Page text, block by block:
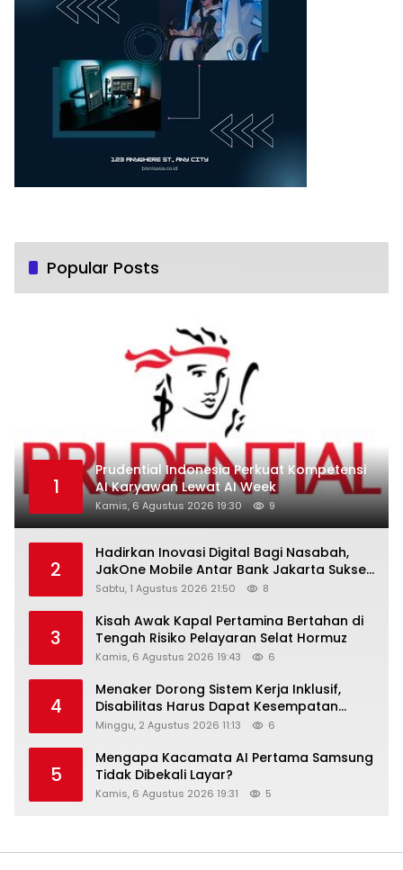
Popular Posts
1
Prudential Indonesia Perkuat Kompetensi
AI Karyawan Lewat AI Week
Kamis, 6 Agustus 2026 19:30 9
2
Hadirkan Inovasi Digital Bagi Nasabah,
JakOne Mobile Antar Bank Jakarta Sukses
Raih Digital Excellence Awards 2026
Sabtu, 1 Agustus 2026 21:50 8
3
Kisah Awak Kapal Pertamina Bertahan di
Tengah Risiko Pelayaran Selat Hormuz
Kamis, 6 Agustus 2026 19:43 6
4
Menaker Dorong Sistem Kerja Inklusif,
Disabilitas Harus Dapat Kesempatan
Setara
Minggu, 2 Agustus 2026 11:13 6
5
Mengapa Kacamata AI Pertama Samsung
Tidak Dibekali Layar?
Kamis, 6 Agustus 2026 19:31 5